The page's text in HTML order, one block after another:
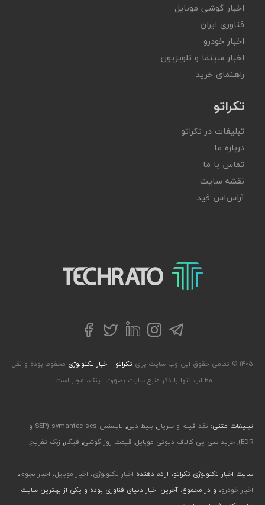
اخبار گوشی موبایل
فناوری ایران
اخبار خودرو
اخبار سینما و تلویزیون
راهنمای خرید
تکراتو
تبلیغات در تکراتو
درباره ما
تماس با ما
نقشه سایت
آر‌اس‌اس فید
تکراتو – زندگی با تکنولوژی
تلگراماینستاگرام
لینکداینتوییترفیسبوک
۱۴۰۵ © تمامی حقوق این وب سایت برای تکراتو - اخبار تکنولوژی محفوظ بوده و نقل
مطالب تنها با ذکر منبع سایت بصورت لینک، مجاز است.
تبلیغات متنی: نقد فیلم و سریال, بلیط دبی,
لایسنس symantec ses (SEP و
EDR)
, خرید سی پی کالاف دیوتی موبایل, قیمت روز گوشی, فیگار, زنگ تفریح,
سایت اخبار تکنولوژی تکراتو، ارائه دهنده اخبار تکنولوژی، اخبار موبایل، اخبار نجوم،
اخبار خودرو، و در مجموع، آخرین اخبار دنیای فناوری بوده و یکی از بهترین سایت